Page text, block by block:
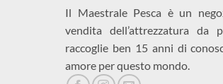
Il Maestrale Pesca è un
vendita dell’attrezzatura da
raccoglie ben 15 anni di
amore per questo mondo.